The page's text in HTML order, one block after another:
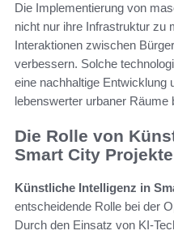
Die Implementierung von
nicht nur ihre Infrastruktur zu
Interaktionen zwischen
verbessern. Solche
eine nachhaltige Entwicklung
lebenswerter urbaner Räume
Die Rolle von
Smart City
Künstliche Intelligenz in
entscheidende Rolle bei der
Durch den Einsatz von KI-